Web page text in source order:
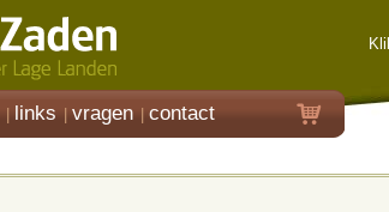
links vragen contact